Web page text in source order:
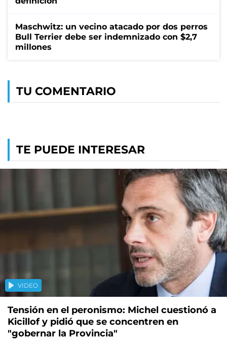
Maschwitz: un vecino atacado por dos perros
Bull Terrier debe ser indemnizado con $2,7
millones
TU COMENTARIO
TE PUEDE INTERESAR
VIDEO
Tensión en el peronismo: Michel cuestionó a
Kicillof y pidió que se concentren en
"gobernar la Provincia"